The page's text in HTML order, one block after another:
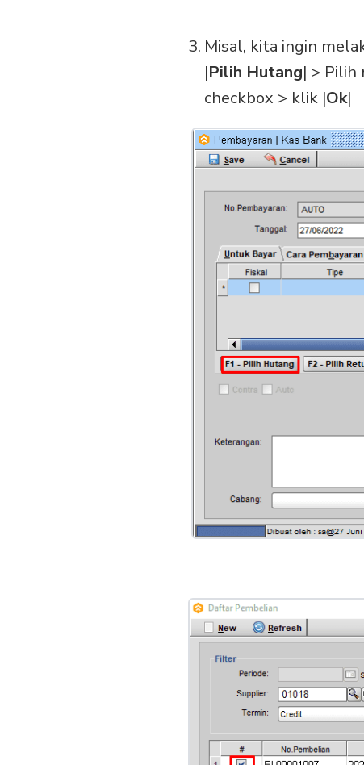
Misal, kita ingin
|Pilih Hutang| > Pilih
checkbox > klik |Ok|